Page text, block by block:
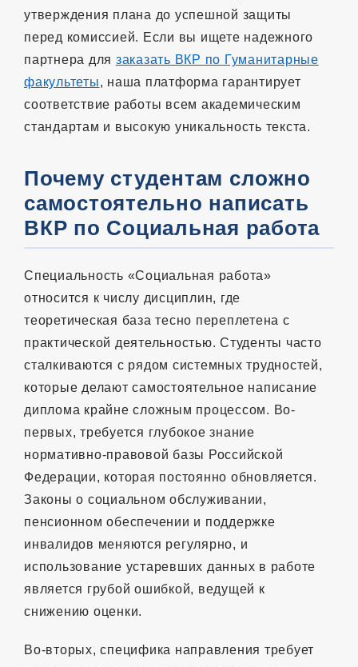
утверждения плана до успешной защиты
перед комиссией. Если вы ищете надежного
партнера для заказать ВКР по Гуманитарные
факультеты, наша платформа гарантирует
соответствие работы всем академическим
стандартам и высокую уникальность текста.
Почему студентам сложно
самостоятельно написать
ВКР по Социальная работа
Специальность «Социальная работа»
относится к числу дисциплин, где
теоретическая база тесно переплетена с
практической деятельностью. Студенты часто
сталкиваются с рядом системных трудностей,
которые делают самостоятельное написание
диплома крайне сложным процессом. Во-
первых, требуется глубокое знание
нормативно-правовой базы Российской
Федерации, которая постоянно обновляется.
Законы о социальном обслуживании,
пенсионном обеспечении и поддержке
инвалидов меняются регулярно, и
использование устаревших данных в работе
является грубой ошибкой, ведущей к
снижению оценки.
Во-вторых, специфика направления требует